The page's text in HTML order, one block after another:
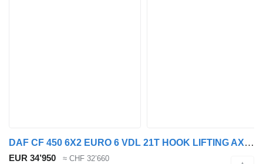
DAF CF 450 6X2 EURO 6 VDL 21T HOOK LIFTING AXLE
EUR 34’950 ≈ CHF 32’660